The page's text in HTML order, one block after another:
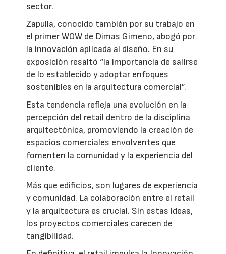
sector.
Zapulla, conocido también por su trabajo en
el primer WOW de Dimas Gimeno, abogó por
la innovación aplicada al diseño. En su
exposición resaltó “la importancia de salirse
de lo establecido y adoptar enfoques
sostenibles en la arquitectura comercial”.
Esta tendencia refleja una evolución en la
percepción del retail dentro de la disciplina
arquitectónica, promoviendo la creación de
espacios comerciales envolventes que
fomenten la comunidad y la experiencia del
cliente.
Más que edificios, son lugares de experiencia
y comunidad. La colaboración entre el retail
y la arquitectura es crucial. Sin estas ideas,
los proyectos comerciales carecen de
tangibilidad.